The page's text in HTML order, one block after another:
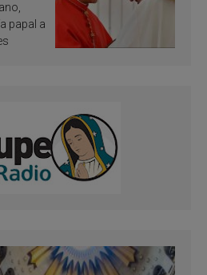
papal a